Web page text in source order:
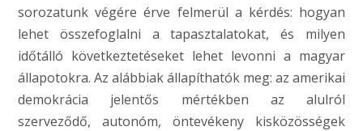
sorozatunk végére érve felmerül a kérdés: hogyan
lehet összefoglalni a tapasztalatokat, és milyen
időtálló következtetéseket lehet levonni a magyar
állapotokra. Az alábbiak állapíthatók meg: az amerikai
demokrácia jelentős mértékben az alulról
szerveződő, autonóm, öntevékeny kisközösségek